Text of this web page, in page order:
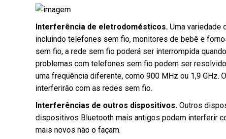
Interferência de eletrodomésticos. Uma variedade
incluindo telefones sem fio, monitores de bebê e
sem fio, a rede sem fio poderá ser interrompida
problemas com telefones sem fio podem ser
uma freqüência diferente, como 900 MHz ou 1,9 GHz.
interferirão com as redes sem fio.
Interferências de outros dispositivos. Outros
dispositivos Bluetooth mais antigos podem interferir
mais novos não o façam.